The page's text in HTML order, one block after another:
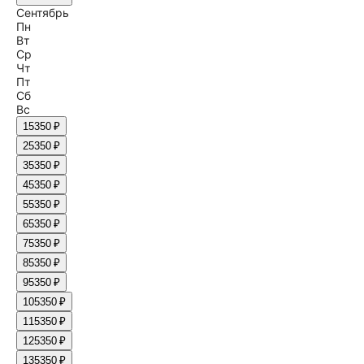
Сентябрь
Пн
Вт
Ср
Чт
Пт
Сб
Вс
15350 ₽
25350 ₽
35350 ₽
45350 ₽
55350 ₽
65350 ₽
75350 ₽
85350 ₽
95350 ₽
105350 ₽
115350 ₽
125350 ₽
135350 ₽